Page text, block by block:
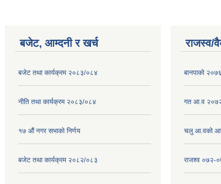
बजेट, आम्दनी र खर्च
बजेट तथा कार्यक्रम २०८३/०८४
नीति तथा कार्यक्रम २०८३/०८४
१७ ‌‍औं नगर सभाकाे निर्णय
बजेट तथा कार्यक्रम २०८२/०८३
राजस्व/
बानपाको
गत आ.व
चलु आ.वको
राजश्व ०७२-